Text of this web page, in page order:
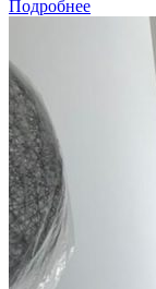
Подробнее